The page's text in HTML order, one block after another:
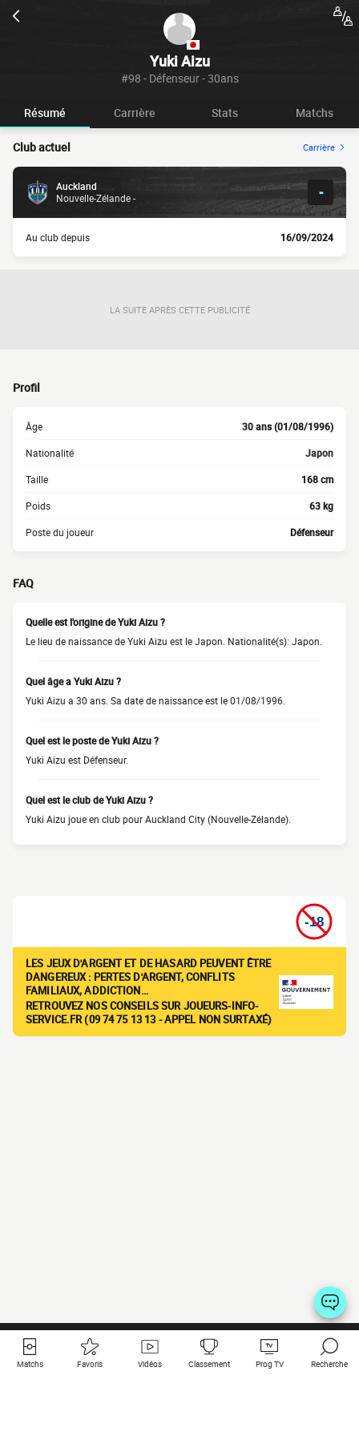
Yuki Aizu
#98 - Défenseur - 30ans
Résumé Carrière Stats Matchs
Club actuel Carrière
Auckland
Nouvelle-Zélande -
-
Au club depuis 16/09/2024
LA SUITE APRÈS CETTE PUBLICITÉ
Profil
Âge 30 ans (01/08/1996)
Nationalité Japon
Taille 168 cm
Poids 63 kg
Poste du joueur Défenseur
FAQ
Quelle est l'origine de Yuki Aizu ?
Le lieu de naissance de Yuki Aizu est le Japon. Nationalité(s): Japon.
Quel âge a Yuki Aizu ?
Yuki Aizu a 30 ans. Sa date de naissance est le 01/08/1996.
Quel est le poste de Yuki Aizu ?
Yuki Aizu est Défenseur.
Quel est le club de Yuki Aizu ?
Yuki Aizu joue en club pour Auckland City (Nouvelle-Zélande).
LES JEUX D'ARGENT ET DE HASARD PEUVENT ÊTRE
DANGEREUX : PERTES D'ARGENT, CONFLITS
FAMILIAUX, ADDICTION…
RETROUVEZ NOS CONSEILS SUR JOUEURS-INFO-
SERVICE.FR (09 74 75 13 13 - APPEL NON SURTAXÉ)
Matchs Favoris Vidéos Classement Prog TV Recherche